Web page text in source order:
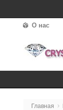
О нас
Главная